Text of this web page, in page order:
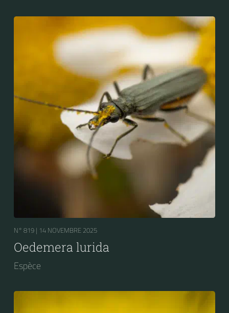
N° 819 | 14 NOVEMBRE 2025
Oedemera lurida
Espèce